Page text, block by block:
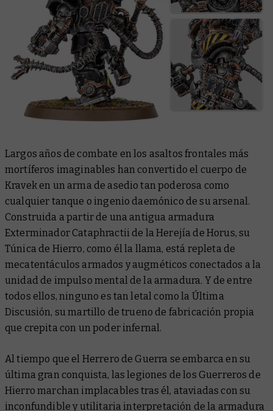
Largos años de combate en los asaltos frontales más
mortíferos imaginables han convertido el cuerpo de
Kravek en un arma de asedio tan poderosa como
cualquier tanque o ingenio daemónico de su arsenal.
Construida a partir de una antigua armadura
Exterminador Cataphractii de la Herejía de Horus, su
Túnica de Hierro, como él la llama, está repleta de
mecatentáculos armados y augméticos conectados a la
unidad de impulso mental de la armadura. Y de entre
todos ellos, ninguno es tan letal como la Última
Discusión, su martillo de trueno de fabricación propia
que crepita con un poder infernal.
Al tiempo que el Herrero de Guerra se embarca en su
última gran conquista, las legiones de los Guerreros de
Hierro marchan implacables tras él, ataviadas con su
inconfundible y utilitaria interpretación de la armadura